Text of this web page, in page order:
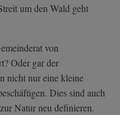
um den Wald geht
von
Oder gar der
nicht nur eine kleine
Dies sind auch
Natur neu definieren.